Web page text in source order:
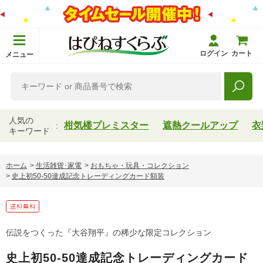
メニュー ログイン カート
人気の
キーワード
柑気楼プレミスター 遮熱クールアップ 衣
ホーム > 生活雑貨･家電 > おもちゃ・玩具・コレクション
> 史上初50-50達成記念トレーディングカード額装
伝説をつくった『大谷翔平』の稀少な限定コレクション
史上初50-50達成記念トレーディングカード